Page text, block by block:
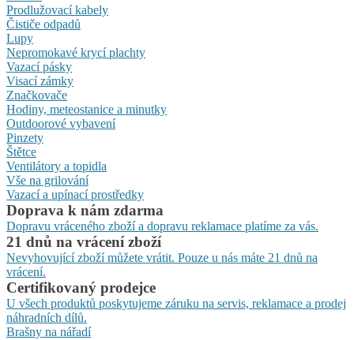
Prodlužovací kabely
Čističe odpadů
Lupy
Nepromokavé krycí plachty
Vazací pásky
Visací zámky
Značkovače
Hodiny, meteostanice a minutky
Outdoorové vybavení
Pinzety
Štětce
Ventilátory a topidla
Vše na grilování
Vazací a upínací prostředky
Doprava k nám zdarma
Dopravu vráceného zboží a dopravu reklamace platíme za vás.
21 dnů na vrácení zboží
Nevyhovující zboží můžete vrátit. Pouze u nás máte 21 dnů na
vrácení.
Certifikovaný prodejce
U všech produktů poskytujeme záruku na servis, reklamace a prodej
náhradních dílů.
Brašny na nářadí